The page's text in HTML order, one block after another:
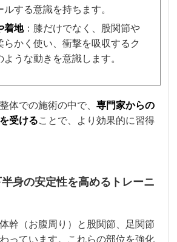
ルする意識を持ちます。
着地：膝だけでなく、股関節や
らかく使い、衝撃を吸収するク
ような動きを意識します。
体での施術の中で、専門家からの
受けることで、より効果的に習得
身の安定性を高めるトレーニ
幹（お腹周り）と股関節、足関節
っています。これらの部位を強化